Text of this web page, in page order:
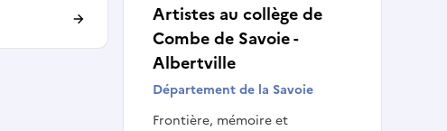
Artistes au collège de
Combe de Savoie -
Albertville
Département de la Savoie
Frontière, mémoire et